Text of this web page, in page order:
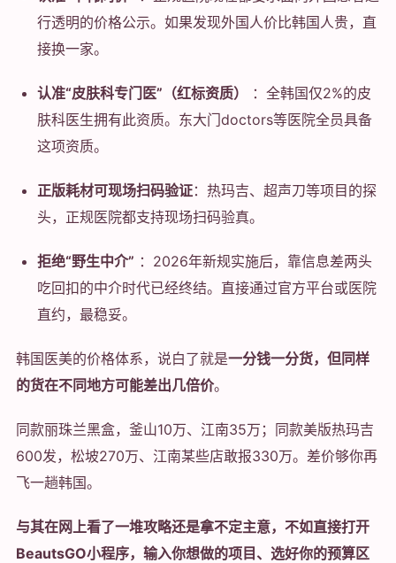
行透明的价格公示。如果发现外国人价比韩国人贵，直
接换一家。
认准“皮肤科专门医”（红标资质）
：全韩国仅2%的皮
肤科医生拥有此资质。东大门doctors等医院全员具备
这项资质。
正版耗材可现场扫码验证：热玛吉、超声刀等项目的探
头，正规医院都支持现场扫码验真。
拒绝“野生中介” ：2026年新规实施后，靠信息差两头
吃回扣的中介时代已经终结。直接通过官方平台或医院
直约，最稳妥。
韩国医美的价格体系，说白了就是一分钱一分货，但同样
的货在不同地方可能差出几倍价。
同款丽珠兰黑盒，釜山10万、江南35万；同款美版热玛吉
600发，松坡270万、江南某些店敢报330万。差价够你再
飞一趟韩国。
与其在网上看了一堆攻略还是拿不定主意，不如直接打开
BeautsGO小程序，输入你想做的项目、选好你的预算区